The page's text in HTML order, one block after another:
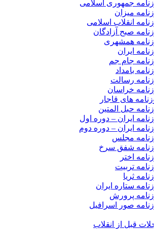
جمهوری اسلامی
میزان
انقلاب اسلامی
صبح آزادگان
همشهری
ایران
جام جم
بامداد
رسالت
خراسان
های قاجار
حبل المتین
ایران – دوره اول
ایران – دوره دوم
مجلس
شفق سرخ
اختر
تربیت
ثریا
ستاره ایران
پرورش
صور اسرافیل
قبل از انقلاب